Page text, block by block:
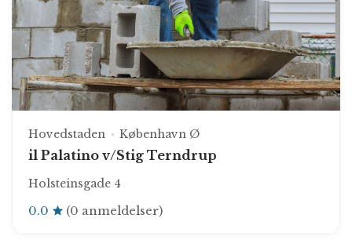
Hovedstaden København Ø
il Palatino v/Stig Terndrup
Holsteinsgade 4
0.0 (0 anmeldelser)